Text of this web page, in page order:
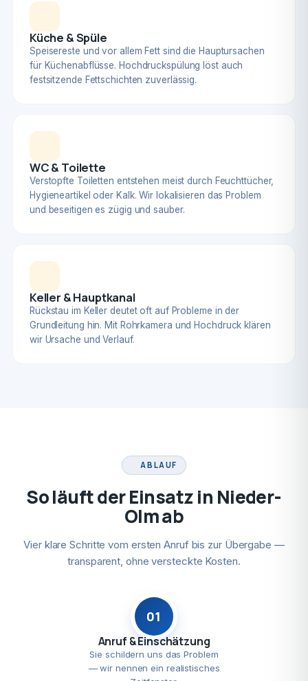
Küche & Spüle
Speisereste und vor allem Fett sind die Hauptursachen
für Küchenabflüsse. Hochdruckspülung löst auch
festsitzende Fettschichten zuverlässig.
WC & Toilette
Verstopfte Toiletten entstehen meist durch Feuchttücher,
Hygieneartikel oder Kalk. Wir lokalisieren das Problem
und beseitigen es zügig und sauber.
Keller & Hauptkanal
Rückstau im Keller deutet oft auf Probleme in der
Grundleitung hin. Mit Rohrkamera und Hochdruck klären
wir Ursache und Verlauf.
ABLAUF
So läuft der Einsatz in Nieder-
Olm ab
Vier klare Schritte vom ersten Anruf bis zur Übergabe —
transparent, ohne versteckte Kosten.
01
Anruf & Einschätzung
Sie schildern uns das Problem
— wir nennen ein realistisches